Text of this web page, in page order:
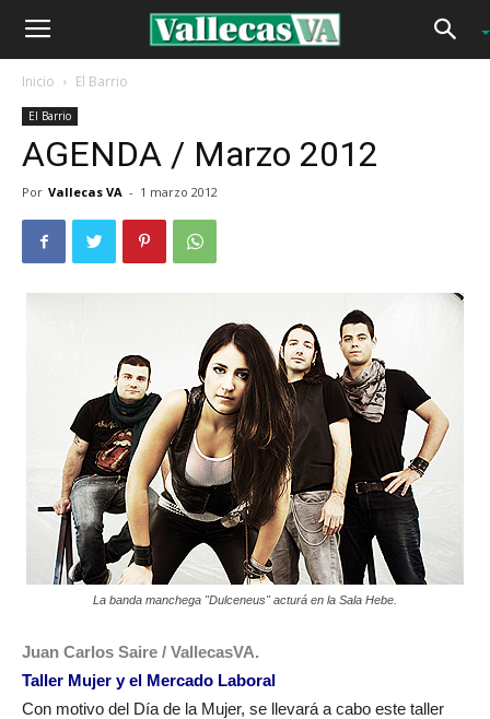
Inicio El Barrio
El Barrio
AGENDA / Marzo 2012
Por Vallecas VA - 1 marzo 2012
La banda manchega "Dulceneus" acturá en la Sala Hebe.
Juan Carlos Saire / VallecasVA.
Taller Mujer y el Mercado Laboral
Con motivo del Día de la Mujer, se llevará a cabo este taller